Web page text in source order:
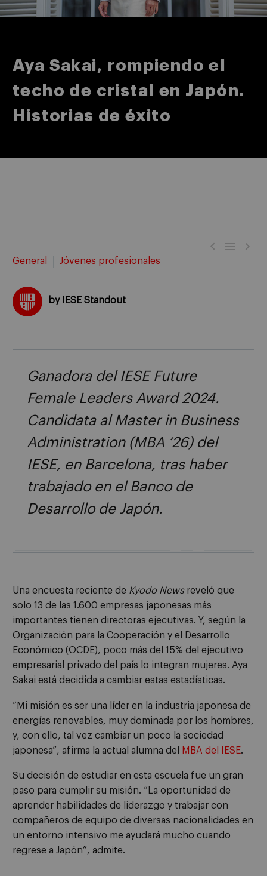
Aya Sakai, rompiendo el
techo de cristal en Japón.
Historias de éxito
  
General Jóvenes profesionales
by IESE Standout
Ganadora del IESE Future
Female Leaders Award 2024.
Candidata al Master in Business
Administration (MBA ‘26) del
IESE, en Barcelona, tras haber
trabajado en el Banco de
Desarrollo de Japón.
Una encuesta reciente de Kyodo Newsreveló que
solo 13 de las 1.600 empresas japonesas más
importantes tienen directoras ejecutivas. Y, según la
Organización para la Cooperación y el Desarrollo
Económico (OCDE), poco más del 15% del ejecutivo
empresarial privado del país lo integran mujeres. Aya
Sakai está decidida a cambiar estas estadísticas.
“Mi misión es ser una líder en la industria japonesa de
energías renovables, muy dominada por los hombres,
y, con ello, tal vez cambiar un poco la sociedad
japonesa”, afirma la actual alumna del
MBA del IESE.
Su decisión de estudiar en esta escuela fue un gran
paso para cumplir su misión. “La oportunidad de
aprender habilidades de liderazgo y trabajar con
compañeros de equipo de diversas nacionalidades en
un entorno intensivo me ayudará mucho cuando
regrese a Japón”, admite.